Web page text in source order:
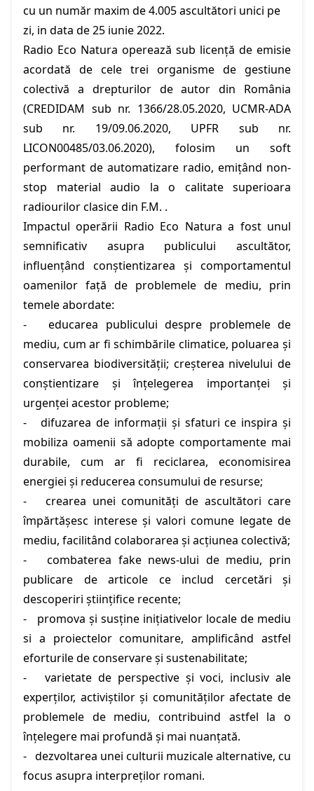
cu un număr maxim de 4.005 ascultători unici pe
zi, in data de 25 iunie 2022.
Radio Eco Natura operează sub licență de emisie
acordată de cele trei organisme de gestiune
colectivă a drepturilor de autor din România
(CREDIDAM sub nr. 1366/28.05.2020, UCMR-ADA
sub nr. 19/09.06.2020, UPFR sub nr.
LICON00485/03.06.2020), folosim un soft
performant de automatizare radio, emițând non-
stop material audio la o calitate superioara
radiourilor clasice din F.M. .
Impactul operării Radio Eco Natura a fost unul
semnificativ asupra publicului ascultător,
influențând conștientizarea și comportamentul
oamenilor față de problemele de mediu, prin
temele abordate:
- educarea publicului despre problemele de
mediu, cum ar fi schimbările climatice, poluarea și
conservarea biodiversității; creșterea nivelului de
conștientizare și înțelegerea importanței și
urgenței acestor probleme;
- difuzarea de informații și sfaturi ce inspira și
mobiliza oamenii să adopte comportamente mai
durabile, cum ar fi reciclarea, economisirea
energiei și reducerea consumului de resurse;
- crearea unei comunități de ascultători care
împărtășesc interese și valori comune legate de
mediu, facilitând colaborarea și acțiunea colectivă;
- combaterea fake news-ului de mediu, prin
publicare de articole ce includ cercetări și
descoperiri științifice recente;
- promova și susține inițiativelor locale de mediu
si a proiectelor comunitare, amplificând astfel
eforturile de conservare și sustenabilitate;
- varietate de perspective și voci, inclusiv ale
experților, activiștilor și comunităților afectate de
problemele de mediu, contribuind astfel la o
înțelegere mai profundă și mai nuanțată.
- dezvoltarea unei culturii muzicale alternative, cu
focus asupra interpreților romani.